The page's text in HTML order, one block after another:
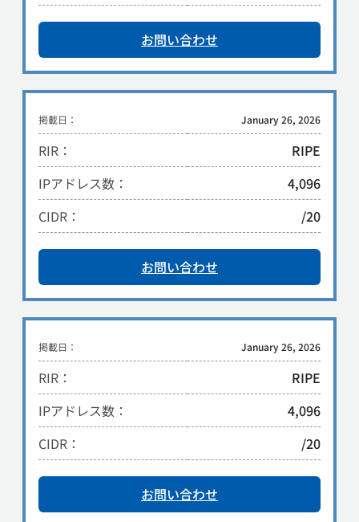
お問い合わせ
掲載日： January 26, 2026
RIR：
RIPE
IPアドレス数：
4,096
CIDR：
/20
お問い合わせ
掲載日： January 26, 2026
RIR：
RIPE
IPアドレス数：
4,096
CIDR：
/20
お問い合わせ